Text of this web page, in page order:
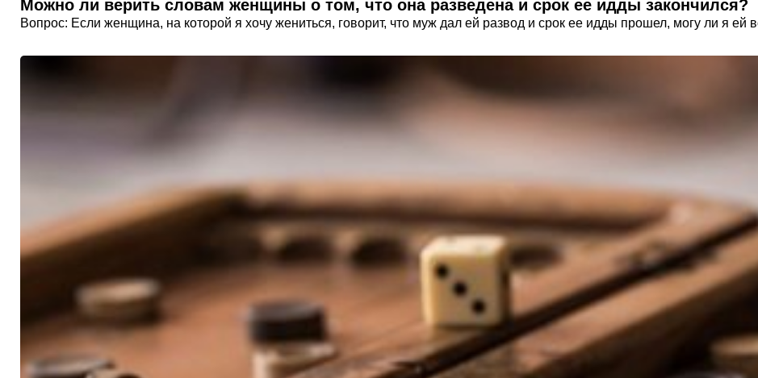
Можно ли верить словам женщины о том, что она разведена и срок ее идды закончился?
Вопрос: Если женщина, на которой я хочу жениться, говорит, что муж дал ей развод и срок ее идды прошел, могу ли я ей